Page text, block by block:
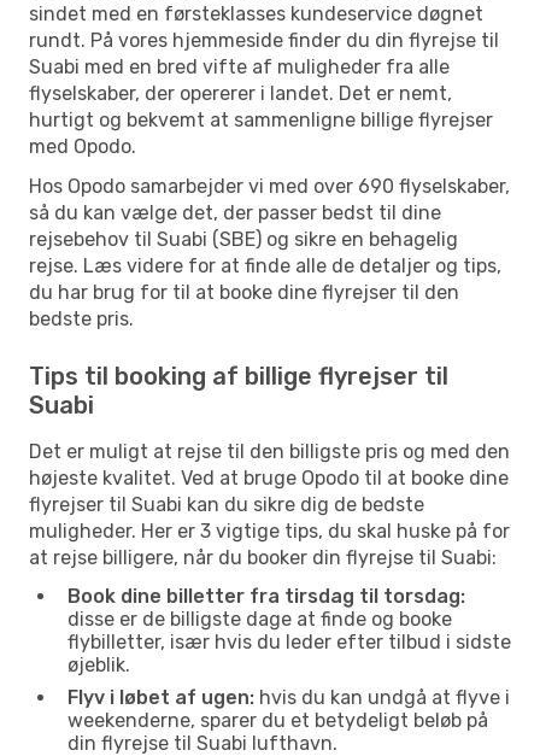
sindet med en førsteklasses kundeservice døgnet
rundt. På vores hjemmeside finder du din flyrejse til
Suabi med en bred vifte af muligheder fra alle
flyselskaber, der opererer i landet. Det er nemt,
hurtigt og bekvemt at sammenligne billige flyrejser
med Opodo.
Hos Opodo samarbejder vi med over 690 flyselskaber,
så du kan vælge det, der passer bedst til dine
rejsebehov til Suabi (SBE) og sikre en behagelig
rejse. Læs videre for at finde alle de detaljer og tips,
du har brug for til at booke dine flyrejser til den
bedste pris.
Tips til booking af billige flyrejser til
Suabi
Det er muligt at rejse til den billigste pris og med den
højeste kvalitet. Ved at bruge Opodo til at booke dine
flyrejser til Suabi kan du sikre dig de bedste
muligheder. Her er 3 vigtige tips, du skal huske på for
at rejse billigere, når du booker din flyrejse til Suabi:
Book dine billetter fra tirsdag til torsdag:
disse er de billigste dage at finde og booke
flybilletter, især hvis du leder efter tilbud i sidste
øjeblik.
Flyv i løbet af ugen: hvis du kan undgå at flyve i
weekenderne, sparer du et betydeligt beløb på
din flyrejse til Suabi lufthavn.